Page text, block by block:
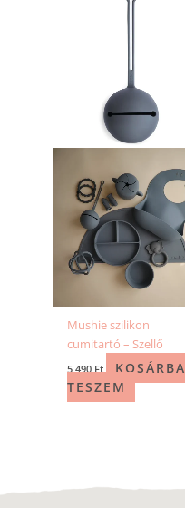
Mushie szilikon
cumitartó – Szellő
5 490Ft
KOSÁRBA
TESZEM